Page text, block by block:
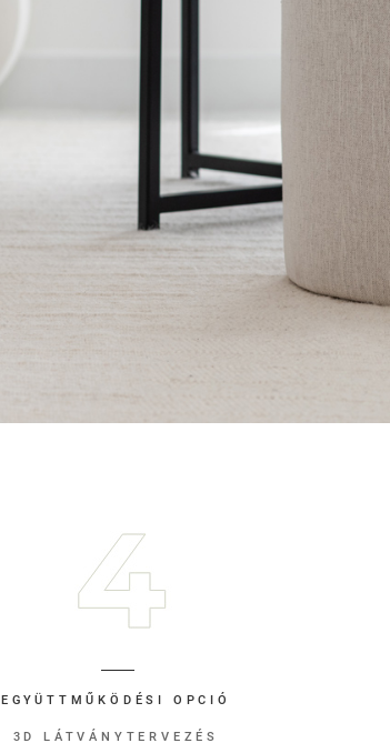
EGYÜTTMŰKÖDÉSI OPCIÓ
3D LÁTVÁNYTERVEZÉS